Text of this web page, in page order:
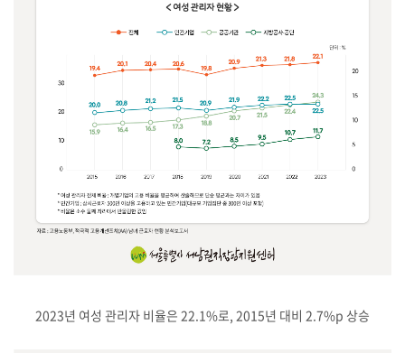
2023년 여성 관리자 비율은 22.1%로, 2015년 대비 2.7%p 상승